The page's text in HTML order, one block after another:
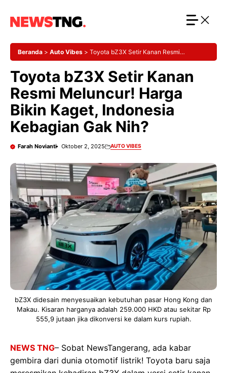
Beranda > Auto Vibes > Toyota bZ3X Setir Kanan Resmi
Toyota bZ3X Setir Kanan
Resmi Meluncur! Harga
Bikin Kaget, Indonesia
Kebagian Gak Nih?
Farah Novianti Oktober 2, 2025 AUTO VIBES
bZ3X didesain menyesuaikan kebutuhan pasar Hong Kong dan
Makau. Kisaran harganya adalah 259.000 HKD atau sekitar Rp
555,9 jutaan jika dikonversi ke dalam kurs rupiah.
NEWS TNG– Sobat NewsTangerang, ada kabar
gembira dari dunia otomotif listrik! Toyota baru saja